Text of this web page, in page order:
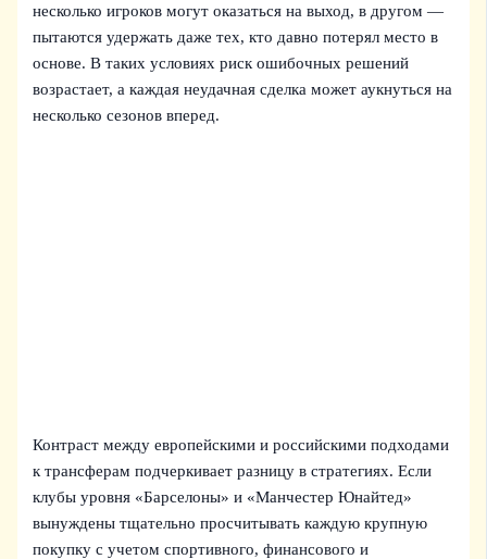
несколько игроков могут оказаться на выход, в другом —
пытаются удержать даже тех, кто давно потерял место в
основе. В таких условиях риск ошибочных решений
возрастает, а каждая неудачная сделка может аукнуться на
несколько сезонов вперед.
Контраст между европейскими и российскими подходами
к трансферам подчеркивает разницу в стратегиях. Если
клубы уровня «Барселоны» и «Манчестер Юнайтед»
вынуждены тщательно просчитывать каждую крупную
покупку с учетом спортивного, финансового и